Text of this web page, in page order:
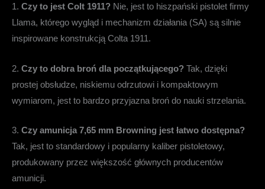
1. Czy to jest Colt 1911? Nie, jest to hiszpański pistolet firmy
Llama, którego wygląd i mechanizm działania (SA) są silnie
inspirowane konstrukcją Colta 1911.
2. Czy to dobra broń dla początkującego? Tak, dzięki
prostej obsłudze, niskiemu odrzutowi i kompaktowym
wymiarom, jest to bardzo przyjazna broń do nauki strzelania.
3. Czy amunicja 7,65 mm Browning jest łatwo dostępna?
Tak, jest to standardowy i popularny kaliber pistoletowy,
produkowany przez większość głównych producentów
amunicji.